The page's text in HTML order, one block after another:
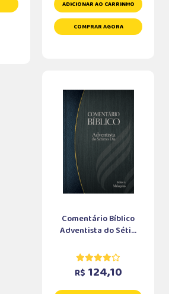
ADICIONAR AO CARRINHO
COMPRAR AGORA
Comentário Bíblico
Adventista do Séti...
R$ 124,10